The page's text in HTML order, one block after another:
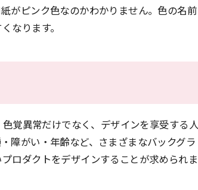
がピンク色なのかわかりません。色の名前
くなります。
覚異常だけでなく、デザインを享受する人
障がい・年齢など、さまざまなバックグラ
ロダクトをデザインすることが求められま